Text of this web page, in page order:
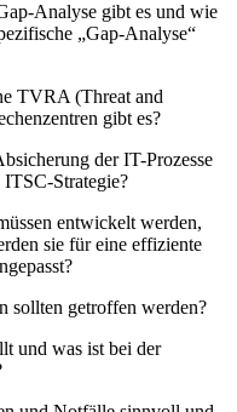
Analyse gibt es und wie
„Gap-Analyse“
TVRA (Threat and
gibt es?
der IT-Prozesse
Strategie?
entwickelt werden,
sie für eine effiziente
sollten getroffen werden?
und was ist bei der